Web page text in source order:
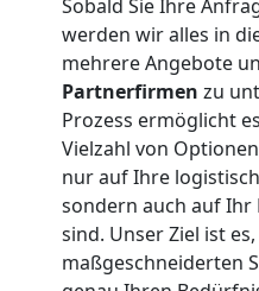
Sobald Sie Ihre
werden wir alles in
mehrere Angebote
Partnerfirmen zu
Prozess ermöglicht
Vielzahl von
nur auf Ihre
sondern auch auf
sind. Unser Ziel ist
maßgeschneiderten
Wolfsberg
Umzug
und
Lagerung